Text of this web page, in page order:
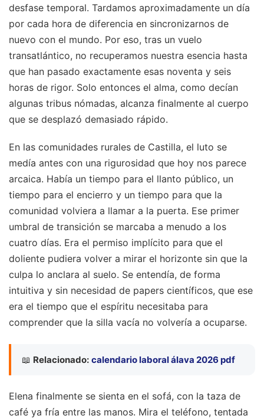
desfase temporal. Tardamos aproximadamente un día
por cada hora de diferencia en sincronizarnos de
nuevo con el mundo. Por eso, tras un vuelo
transatlántico, no recuperamos nuestra esencia hasta
que han pasado exactamente esas noventa y seis
horas de rigor. Solo entonces el alma, como decían
algunas tribus nómadas, alcanza finalmente al cuerpo
que se desplazó demasiado rápido.
En las comunidades rurales de Castilla, el luto se
medía antes con una rigurosidad que hoy nos parece
arcaica. Había un tiempo para el llanto público, un
tiempo para el encierro y un tiempo para que la
comunidad volviera a llamar a la puerta. Ese primer
umbral de transición se marcaba a menudo a los
cuatro días. Era el permiso implícito para que el
doliente pudiera volver a mirar el horizonte sin que la
culpa lo anclara al suelo. Se entendía, de forma
intuitiva y sin necesidad de papers científicos, que ese
era el tiempo que el espíritu necesitaba para
comprender que la silla vacía no volvería a ocuparse.
📖 Relacionado: calendario laboral álava 2026 pdf
Elena finalmente se sienta en el sofá, con la taza de
café ya fría entre las manos. Mira el teléfono, tentada